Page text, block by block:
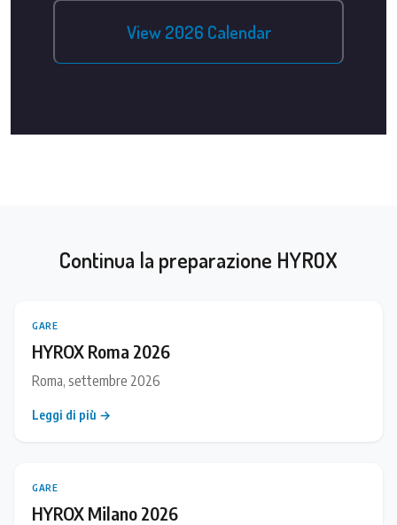
View 2026 Calendar
Continua la preparazione HYROX
GARE
HYROX Roma 2026
Roma, settembre 2026
Leggi di più →
GARE
HYROX Milano 2026